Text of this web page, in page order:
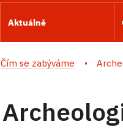
Aktuálně
Čím se zabýváme